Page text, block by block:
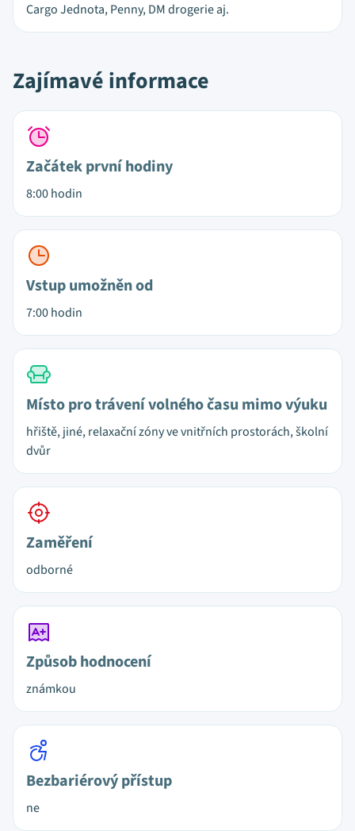
Cargo Jednota, Penny, DM drogerie aj.
Zajímavé informace
Začátek první hodiny
8:00 hodin
Vstup umožněn od
7:00 hodin
Místo pro trávení volného času mimo výuku
hřiště, jiné, relaxační zóny ve vnitřních prostorách, školní
dvůr
Zaměření
odborné
Způsob hodnocení
známkou
Bezbariérový přístup
ne